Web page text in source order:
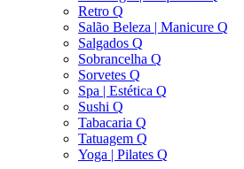
Retro Q
Salão Beleza | Manicure Q
Salgados Q
Sobrancelha Q
Sorvetes Q
Spa | Estética Q
Sushi Q
Tabacaria Q
Tatuagem Q
Yoga | Pilates Q